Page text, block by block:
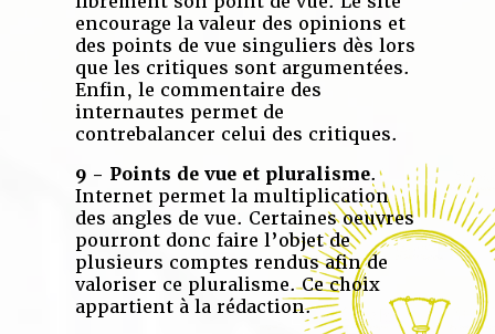
encourage la valeur des opinions et
des points de vue singuliers dès lors
que les critiques sont argumentées.
Enfin, le commentaire des
internautes permet de
contrebalancer celui des critiques.
9 - Points de vue et pluralisme.
Internet permet la multiplication
des angles de vue. Certaines oeuvres
pourront donc faire l’objet de
plusieurs comptes rendus afin de
valoriser ce pluralisme. Ce choix
appartient à la rédaction.